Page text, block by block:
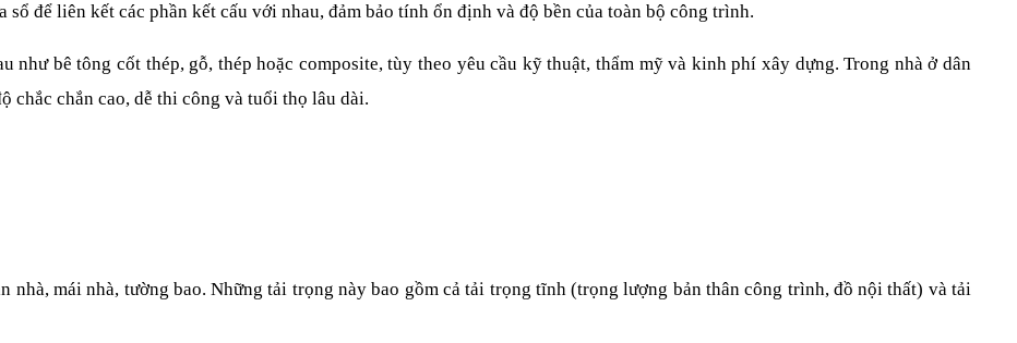
sổ để liên kết các phần kết cấu với nhau, đảm bảo tính ổn định và độ bền của toàn bộ công trình.
như bê tông cốt thép, gỗ, thép hoặc composite, tùy theo yêu cầu kỹ thuật, thẩm mỹ và kinh phí xây dựng. Trong nhà ở dân
chắc chắn cao, dễ thi công và tuổi thọ lâu dài.
nhà, mái nhà, tường bao. Những tải trọng này bao gồm cả tải trọng tĩnh (trọng lượng bản thân công trình, đồ nội thất) và tải